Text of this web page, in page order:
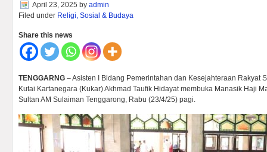
April 23, 2025 by admin
Filed under Religi, Sosial & Budaya
Share this news
TENGGARNG – Asisten I Bidang Pemerintahan dan Kesejahteraan Rakyat
Kutai Kartanegara (Kukar) Akhmad Taufik Hidayat membuka Manasik Haji
Sultan AM Sulaiman Tenggarong, Rabu (23/4/25) pagi.